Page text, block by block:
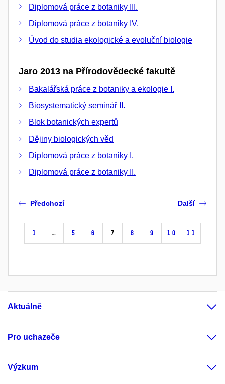
Diplomová práce z botaniky III.
Diplomová práce z botaniky IV.
Úvod do studia ekologické a evoluční biologie
Jaro 2013 na Přírodovědecké fakultě
Bakalářská práce z botaniky a ekologie I.
Biosystematický seminář II.
Blok botanických expertů
Dějiny biologických věd
Diplomová práce z botaniky I.
Diplomová práce z botaniky II.
Předchozí
1 … 5 6 7 8 9 10 11
Další
Aktuálně
Pro uchazeče
Výzkum